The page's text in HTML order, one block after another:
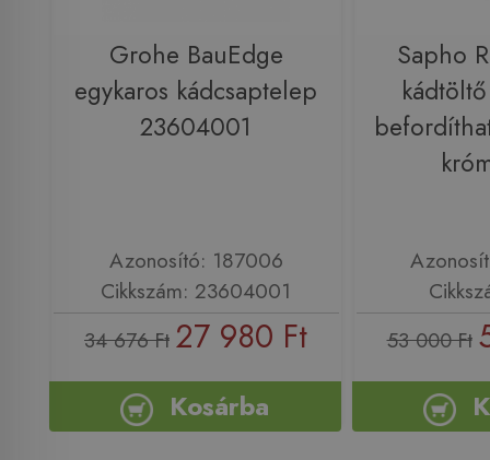
Grohe BauEdge
egykaros kádcsaptelep
23604001
Azonosító: 187006
Cikkszám: 23604001
34 676 Ft 27 980 Ft
Kosárba
Sapho
53 000 Ft